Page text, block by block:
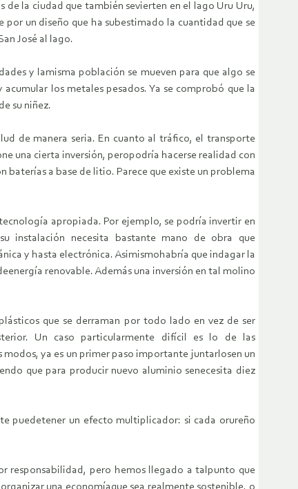
la ciudad que también sevierten en el lago Uru Uru,
un diseño que ha subestimado la cuantidad que se
José al lago.
y lamisma población se mueven para que algo se
los metales pesados. Ya se comprobó que la
su niñez.
de manera seria. En cuanto al tráfico, el transporte
una cierta inversión, peropodría hacerse realidad con
a base de litio. Parece que existe un problema
apropiada. Por ejemplo, se podría invertir en
instalación necesita bastante mano de obra que
y hasta electrónica. Asimismohabría que indagar la
renovable. Además una inversión en tal molino
que se derraman por todo lado en vez de ser
Un caso particularmente difícil es lo de las
ya es un primer paso importante juntarlosen un
que para producir nuevo aluminio senecesita diez
puedetener un efecto multiplicador: si cada orureño
responsabilidad, pero hemos llegado a talpunto que